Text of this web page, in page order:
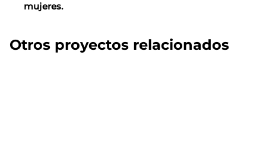
mujeres.
Otros proyectos relacionados